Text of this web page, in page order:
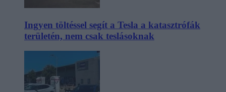
Ingyen töltéssel segít a Tesla a katasztrófák
területén, nem csak teslásoknak